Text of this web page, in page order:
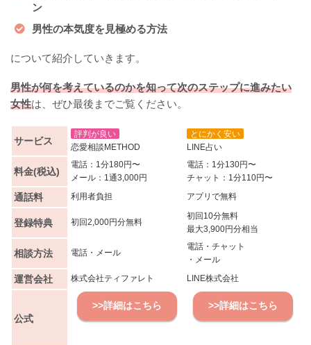
ン
男性の本気度を見極める方法
について紹介していきます。
男性が何を考えているのかを知って次のステップに進みたい
女性は、ぜひ最後までご覧ください。
サービス
評判が良い
恋愛相談METHOD
とにかく安い
LINE占い
料金(税込)
電話：1分180円〜
メール：1通3,000円
電話：1分130円〜
チャット：1分110円〜
通話料 利用者負担 アプリで無料
登録特典 初回2,000円分無料
初回10分無料
最大3,900円分相当
相談方法 電話・メール
電話・チャット
・メール
運営会社 株式会社ティファレト LINE株式会社
公式
>>詳細はこちら >>詳細はこちら